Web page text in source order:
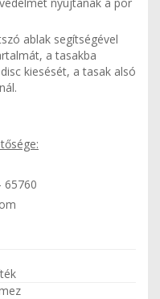
ablak segítségével
a tasakba
kiesését, a tasak alsó
65760